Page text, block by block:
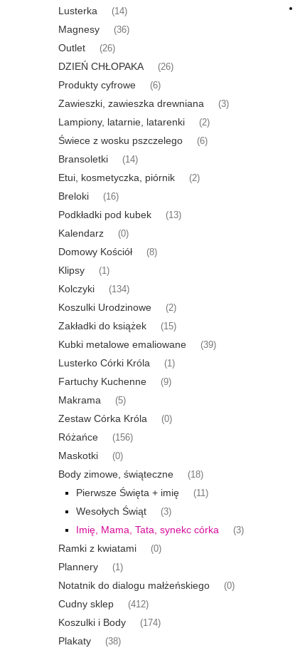
Lusterka (14)
Magnesy (36)
Outlet (26)
DZIEŃ CHŁOPAKA (26)
Produkty cyfrowe (6)
Zawieszki, zawieszka drewniana (3)
Lampiony, latarnie, latarenki (2)
Świece z wosku pszczelego (6)
Bransoletki (14)
Etui, kosmetyczka, piórnik (2)
Breloki (16)
Podkładki pod kubek (13)
Kalendarz (0)
Domowy Kościół (8)
Klipsy (1)
Kolczyki (134)
Koszulki Urodzinowe (2)
Zakładki do książek (15)
Kubki metalowe emaliowane (39)
Lusterko Córki Króla (1)
Fartuchy Kuchenne (9)
Makrama (5)
Zestaw Córka Króla (0)
Różańce (156)
Maskotki (0)
Body zimowe, świąteczne (18)
Pierwsze Święta + imię (11)
Wesołych Świąt (3)
Imię, Mama, Tata, synekc córka (3)
Ramki z kwiatami (0)
Plannery (1)
Notatnik do dialogu małżeńskiego (0)
Cudny sklep (412)
Koszulki i Body (174)
Plakaty (38)